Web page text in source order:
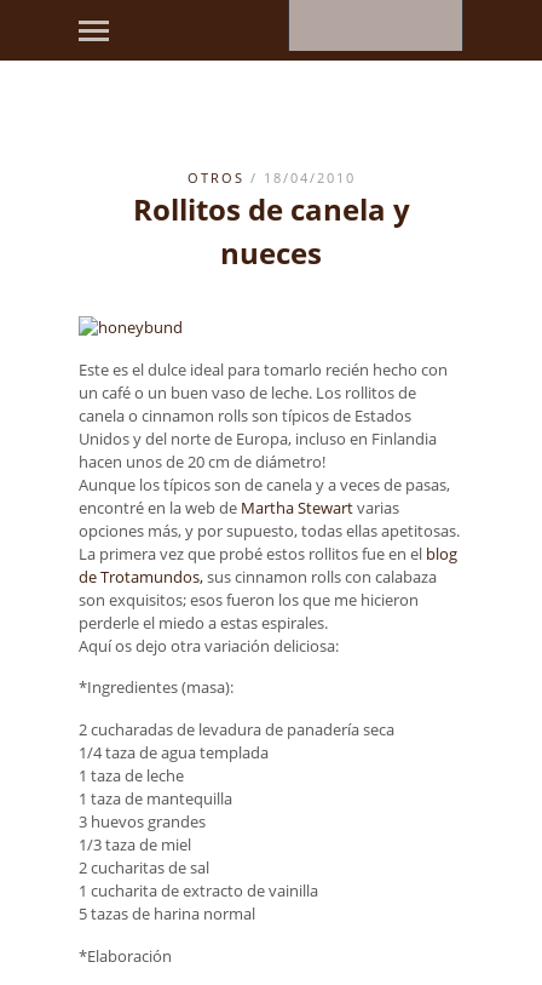
OTROS / 18/04/2010
Rollitos de canela y
nueces
Este es el dulce ideal para tomarlo recién hecho con
un café o un buen vaso de leche. Los rollitos de
canela o cinnamon rolls son típicos de Estados
Unidos y del norte de Europa, incluso en Finlandia
hacen unos de 20 cm de diámetro!
Aunque los típicos son de canela y a veces de pasas,
encontré en la web de Martha Stewartvarias
opciones más, y por supuesto, todas ellas apetitosas.
La primera vez que probé estos rollitos fue en el blog
de Trotamundos,sus cinnamon rolls con calabaza
son exquisitos; esos fueron los que me hicieron
perderle el miedo a estas espirales.
Aquí os dejo otra variación deliciosa:
*Ingredientes (masa):
2 cucharadas de levadura de panadería seca
1/4 taza de agua templada
1 taza de leche
1 taza de mantequilla
3 huevos grandes
1/3 taza de miel
2 cucharitas de sal
1 cucharita de extracto de vainilla
5 tazas de harina normal
*Elaboración